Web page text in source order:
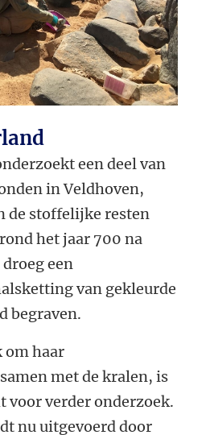
een deel van
in Veldhoven,
de stoffelijke resten
het jaar 700 na
een
van gekleurde
begraven.
om haar
met de kralen, is
voor verder onderzoek.
nu uitgevoerd door